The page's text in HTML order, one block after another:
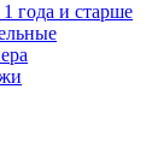
года и старше